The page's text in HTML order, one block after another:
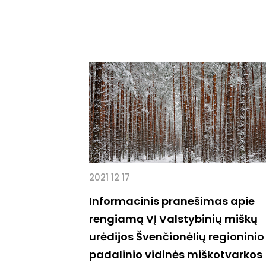
2021 12 17
Informacinis pranešimas apie
rengiamą VĮ Valstybinių miškų
urėdijos Švenčionėlių regioninio
padalinio vidinės miškotvarkos